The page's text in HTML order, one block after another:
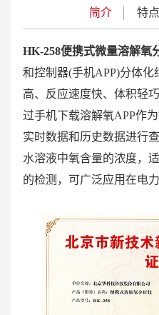
简介 特点
HK-258便携式微量溶解氧
和控制器(手机APP)分体
高、反应速度快、体积轻
过手机下载溶解氧APP作
实时数据和历史数据进行
水溶液中氧含量的浓度，
的检测，可广泛应用在电